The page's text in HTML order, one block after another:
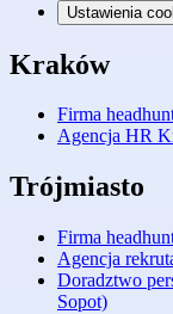
Ustawienia
Kraków
Firma
Agencja HR
Trójmiasto
Firma
Agencja
Doradztwo
Sopot)